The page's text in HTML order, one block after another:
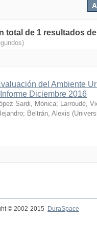
total de 1 resultados
del Ambiente
Diciembre 2016
Sardi, Mónica; Larroudé,
; Beltrán, Alexis (
© 2002-2015
DuraSpace